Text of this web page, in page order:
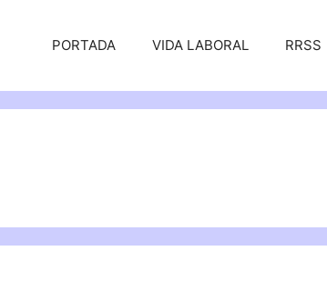
PORTADA VIDA LABORAL RRSS